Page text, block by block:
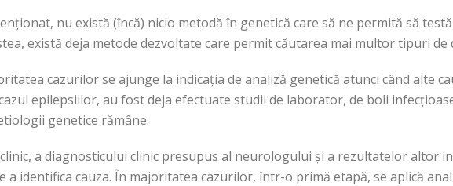
nu există (încă) nicio metodă în genetică care să ne permită să
există deja metode dezvoltate care permit căutarea mai multor tipuri de
cazurilor se ajunge la indicația de analiză genetică atunci când alte
epilepsiilor, au fost deja efectuate studii de laborator, de boli
genetice rămâne.
a diagnosticului clinic presupus al neurologului și a rezultatelor altor
a identifica cauza. În majoritatea cazurilor, într-o primă etapă, se aplică